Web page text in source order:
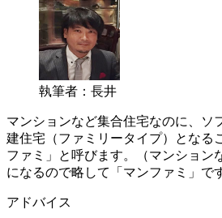
執筆者：長井
マンションなど集合住宅なのに、ソ
建住宅（ファミリータイプ）となる
ファミ」と呼びます。（マンション
になるので略して「マンファミ」で
アドバイス